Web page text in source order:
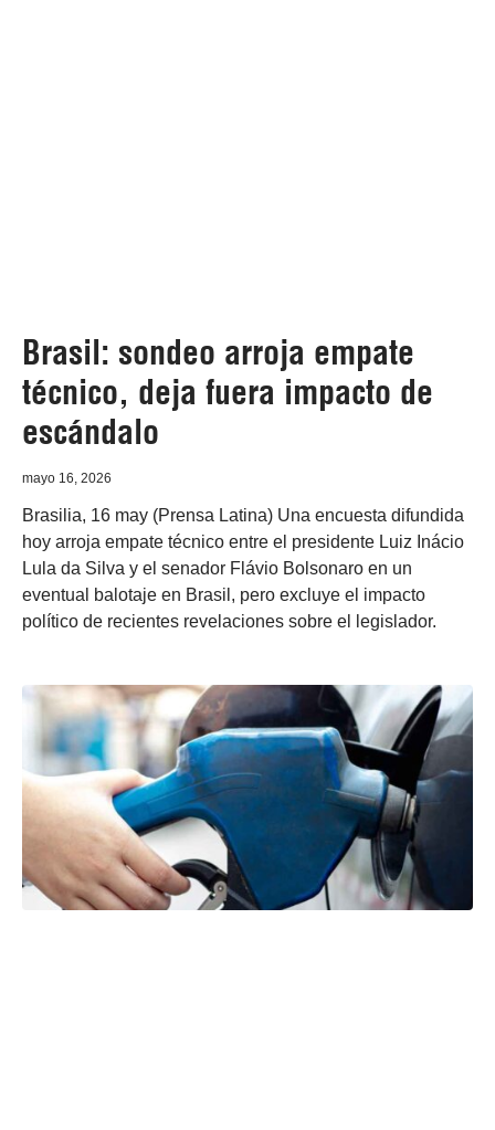
Brasil: sondeo arroja empate
técnico, deja fuera impacto de
escándalo
mayo 16, 2026
Brasilia, 16 may (Prensa Latina) Una encuesta difundida
hoy arroja empate técnico entre el presidente Luiz Inácio
Lula da Silva y el senador Flávio Bolsonaro en un
eventual balotaje en Brasil, pero excluye el impacto
político de recientes revelaciones sobre el legislador.